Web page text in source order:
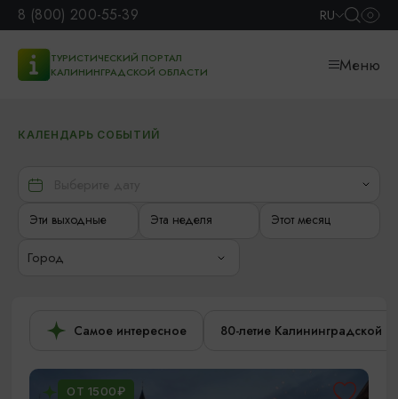
8 (800) 200-55-39 RU
ТУРИСТИЧЕСКИЙ ПОРТАЛ
КАЛИНИНГРАДСКОЙ ОБЛАСТИ
Меню
КАЛЕНДАРЬ СОБЫТИЙ
Эти выходные Эта неделя Этот месяц
Город
Самое интересное 80-летие Калининградской
ОТ 1500₽